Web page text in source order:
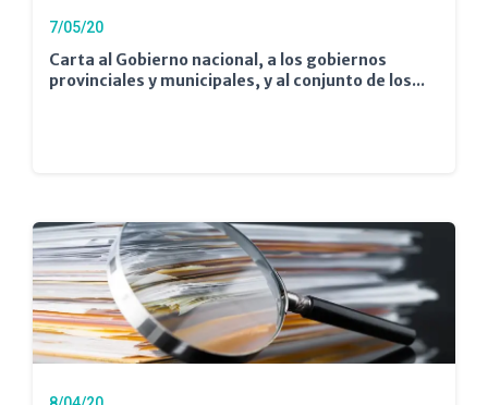
7/05/20
Carta al Gobierno nacional, a los gobiernos
provinciales y municipales, y al conjunto de los...